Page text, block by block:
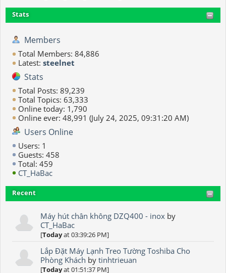
Stats
Members
Total Members: 84,886
Latest: steelnet
Stats
Total Posts: 89,239
Total Topics: 63,333
Online today: 1,790
Online ever: 48,991 (July 24, 2025, 09:31:20 AM)
Users Online
Users: 1
Guests: 458
Total: 459
CT_HaBac
Recent
Máy hút chân không DZQ400 - inox by
CT_HaBac
[Todayat 03:39:26 PM]
Lắp Đặt Máy Lạnh Treo Tường Toshiba Cho
Phòng Khách bytinhtrieuan
[Todayat 01:51:37 PM]